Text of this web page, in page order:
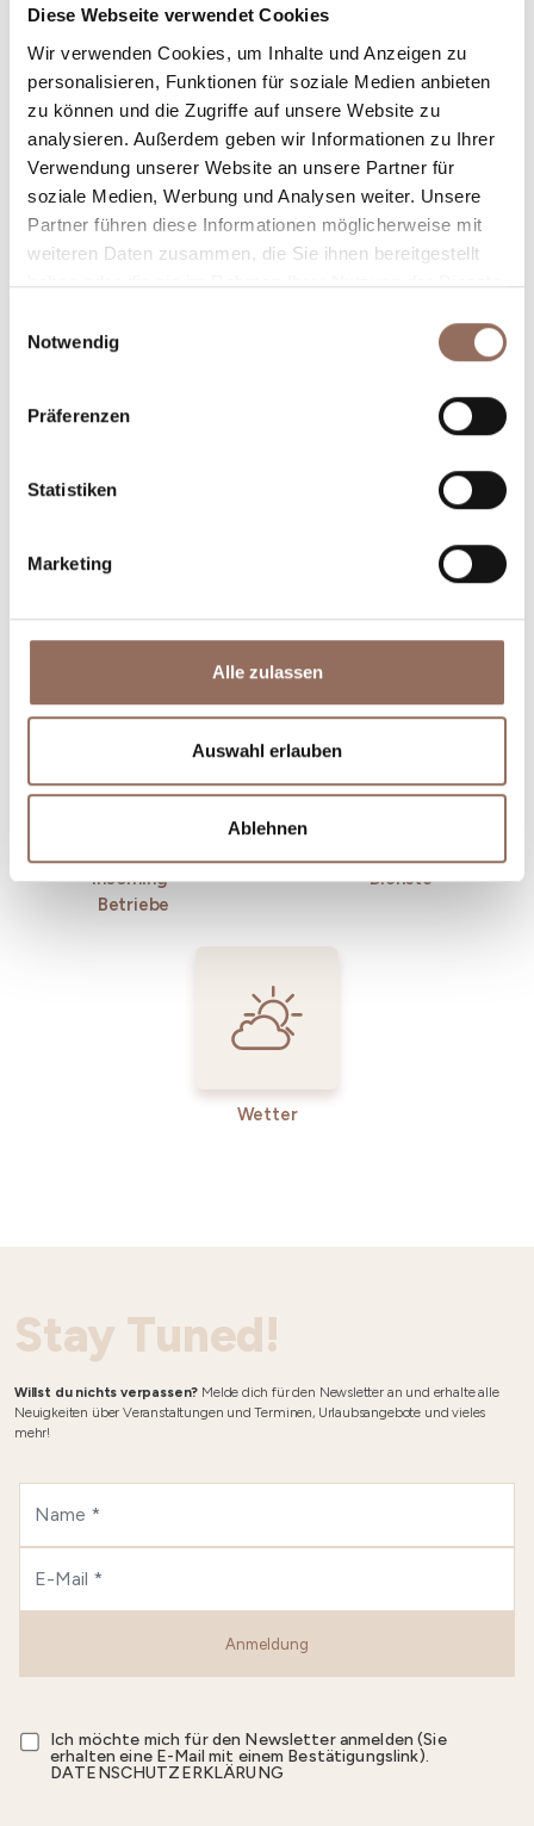
Diese Webseite verwendet Cookies
Wir verwenden Cookies, um Inhalte und Anzeigen zu
personalisieren, Funktionen für soziale Medien anbieten
zu können und die Zugriffe auf unsere Website zu
analysieren. Außerdem geben wir Informationen zu Ihrer
Verwendung unserer Website an unsere Partner für
soziale Medien, Werbung und Analysen weiter. Unsere
Partner führen diese Informationen möglicherweise mit
weiteren Daten zusammen, die Sie ihnen bereitgestellt
haben oder die sie im Rahmen Ihrer Nutzung der Dienste
Notwendig
Präferenzen
Statistiken
Marketing
Alle zulassen
Auswahl erlauben
Ablehnen
Anzahl Badezimmer:5
Beds number:10
Dein Urlaub
Plane, wo du übernachtest und isst, was du in jedem
Winkel des Langhe Monferrato Roero unternehmen
willst, mit einem Blick aufs Wetter in Echtzeit.
Unterkünfte
Essen und
Incoming-
Betriebe
Dienste
Wetter
Stay Tuned!
Willst du nichts verpassen? Melde dich für den Newsletter an und erhalte alle
Neuigkeiten über Veranstaltungen und Terminen, Urlaubsangebote und vieles
mehr!
Anmeldung
Ich möchte mich für den Newsletter anmelden (Sie
erhalten eine E-Mail mit einem Bestätigungslink).
DATENSCHUTZERKLÄRUNG